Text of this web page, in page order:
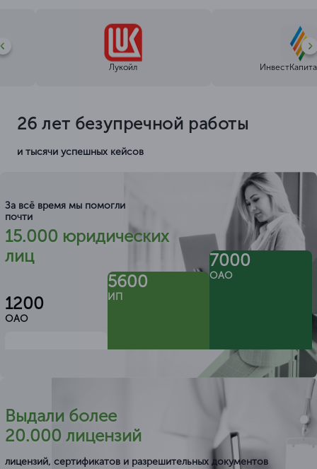
Лукойл
26 лет безупречной работы
и тысячи успешных кейсов
За всё время мы помогли
почти
15.000 юридических
лиц
1200
ОАО
5600
ИП
7000
ОАО
Выдали более
20.000 лицензий
лицензий, сертификатов и разрешительных документов